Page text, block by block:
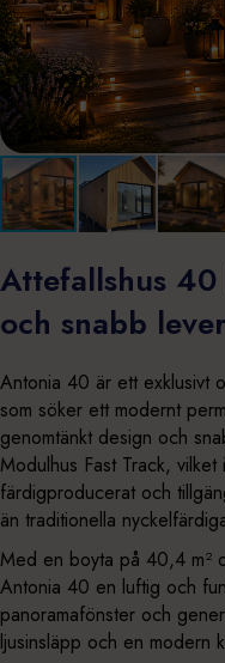
Attefallshus
och snabb
Antonia 40 är ett exklusivt
som söker ett modernt
genomtänkt design och
Modulhus Fast Track,
färdigproducerat och
än traditionella
Med en boyta på 40,4 m²
Antonia 40 en luftig och
panoramafönster och
ljusinsläpp och en modern